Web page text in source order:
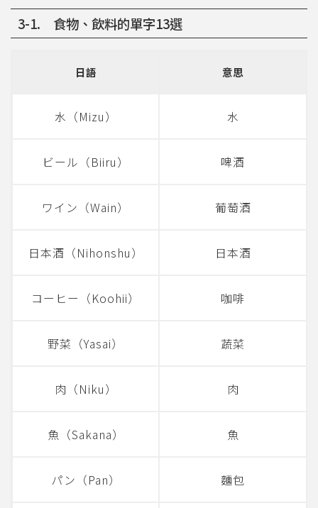
3-1. 食物、飲料的單字13選
日語 意思
水（Mizu） 水
ビール（Biiru） 啤酒
ワイン（Wain） 葡萄酒
日本酒（Nihonshu） 日本酒
コーヒー（Koohii） 咖啡
野菜（Yasai） 蔬菜
肉（Niku） 肉
魚（Sakana） 魚
パン（Pan） 麵包